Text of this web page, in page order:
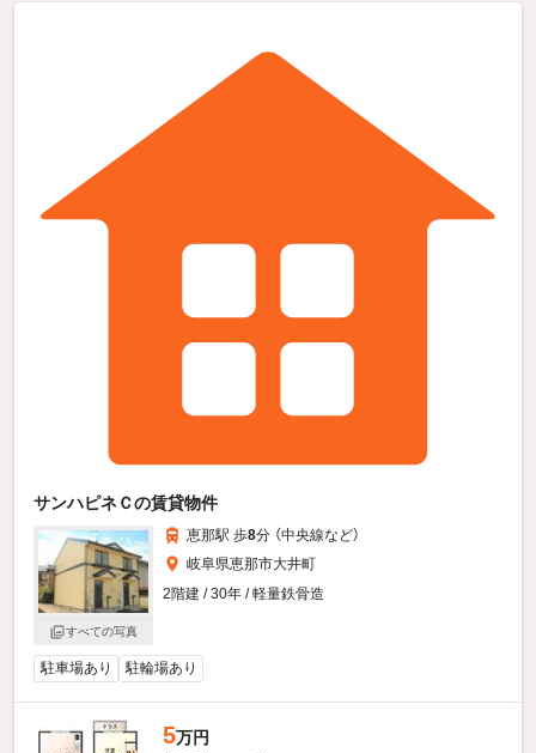
サンハピネＣの賃貸物件
すべての写真
恵那駅 歩8分 （中央線など）
岐阜県恵那市大井町
2階建 / 30年 / 軽量鉄骨造
駐車場あり 駐輪場あり
5万円